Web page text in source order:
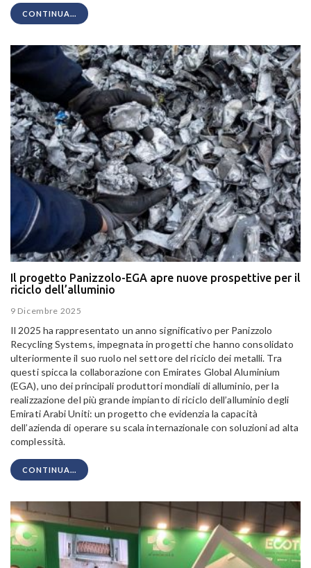
CONTINUA...
Il progetto Panizzolo-EGA apre nuove prospettive per il
riciclo dell’alluminio
9 Dicembre 2025
Il 2025 ha rappresentato un anno significativo per Panizzolo
Recycling Systems, impegnata in progetti che hanno consolidato
ulteriormente il suo ruolo nel settore del riciclo dei metalli. Tra
questi spicca la collaborazione con Emirates Global Aluminium
(EGA), uno dei principali produttori mondiali di alluminio, per la
realizzazione del più grande impianto di riciclo dell’alluminio degli
Emirati Arabi Uniti: un progetto che evidenzia la capacità
dell’azienda di operare su scala internazionale con soluzioni ad alta
complessità.
CONTINUA...